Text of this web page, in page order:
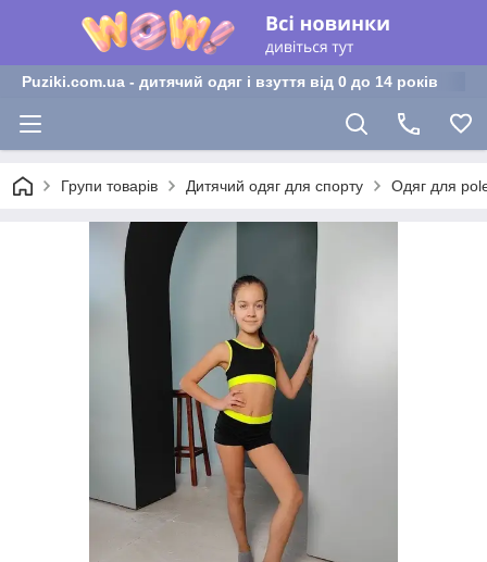
Puziki.com.ua - дитячий одяг і взуття від 0 до 14 років
Групи товарів Дитячий одяг для спорту Одяг для